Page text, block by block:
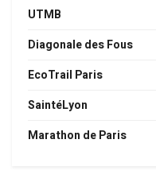
UTMB
Diagonale des Fous
EcoTrail Paris
SaintéLyon
Marathon de Paris